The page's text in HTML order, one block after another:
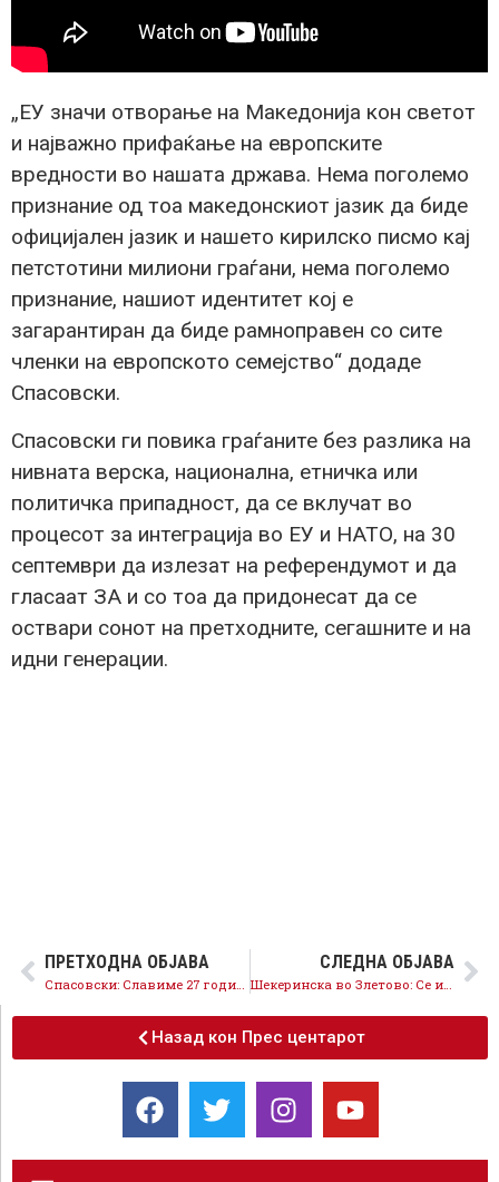
„ЕУ значи отворање на Македонија кон светот
и најважно прифаќање на европските
вредности во нашата држава. Нема поголемо
признание од тоа македонскиот јазик да биде
официјален јазик и нашето кирилско писмо кај
петстотини милиони граѓани, нема поголемо
признание, нашиот идентитет кој е
загарантиран да биде рамноправен со сите
членки на европското семејство“ додаде
Спасовски.
Спасовски ги повика граѓаните без разлика на
нивната верска, национална, етничка или
политичка припадност, да се вклучат во
процесот за интеграција во ЕУ и НАТО, на 30
септември да излезат на референдумот и да
гласаат ЗА и со тоа да придонесат да се
оствари сонот на претходните, сегашните и на
идни генерации.
ПРЕТХОДНА ОБЈАВА
Спасовски: Славиме 27 години независност, на 30ти септември да славиме повторно, ЗА ЕУ и НАТО
СЛЕДНА ОБЈАВА
Шекеринска во Злетово: Се изборивме за гарантиран и зајакнат македонски идентитет, македонскиот јазик ќе стане официјален јазик во ЕУ!
Назад кон Прес центарот